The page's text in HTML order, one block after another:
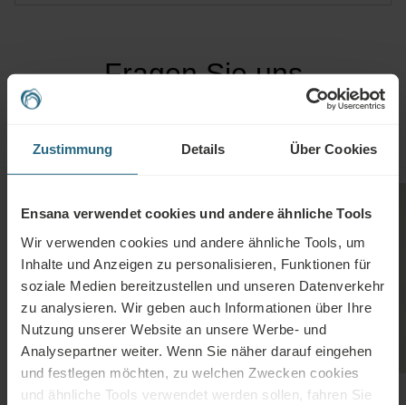
Zustimmung Details Über Cookies
Ensana verwendet cookies und andere ähnliche Tools
Wir verwenden cookies und andere ähnliche Tools, um
Inhalte und Anzeigen zu personalisieren, Funktionen für
soziale Medien bereitzustellen und unseren Datenverkehr
zu analysieren. Wir geben auch Informationen über Ihre
Nutzung unserer Website an unsere Werbe- und
Analysepartner weiter. Wenn Sie näher darauf eingehen
und festlegen möchten, zu welchen Zwecken cookies
und ähnliche Tools verwendet werden sollen, fahren Sie
Fragen Sie uns
TAGUNGSHOTELSHOCHZEITEN